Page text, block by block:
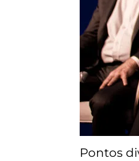
Pontos